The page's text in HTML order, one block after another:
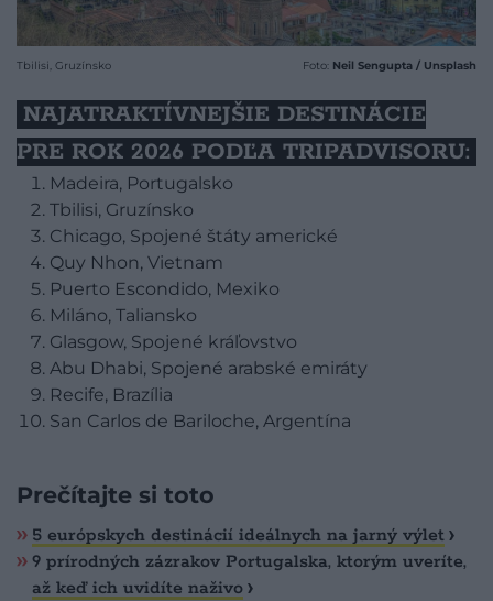
Tbilisi, Gruzínsko Foto: Neil Sengupta / Unsplash
NAJATRAKTÍVNEJŠIE DESTINÁCIE
PRE ROK 2026 PODĽA TRIPADVISORU:
Madeira, Portugalsko
Tbilisi, Gruzínsko
Chicago, Spojené štáty americké
Quy Nhon, Vietnam
Puerto Escondido, Mexiko
Miláno, Taliansko
Glasgow, Spojené kráľovstvo
Abu Dhabi, Spojené arabské emiráty
Recife, Brazília
San Carlos de Bariloche, Argentína
Prečítajte si toto
5 európskych destinácií ideálnych na jarný výlet
9 prírodných zázrakov Portugalska, ktorým uveríte,
až keď ich uvidíte naživo